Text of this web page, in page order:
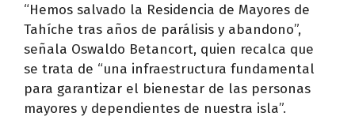
“Hemos salvado la Residencia de Mayores de
Tahíche tras años de parálisis y abandono”,
señala Oswaldo Betancort, quien recalca que
se trata de “una infraestructura fundamental
para garantizar el bienestar de las personas
mayores y dependientes de nuestra isla”.